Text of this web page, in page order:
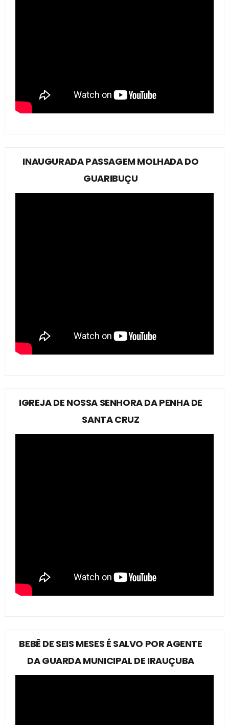
INAUGURADA PASSAGEM MOLHADA DO
GUARIBUÇU
IGREJA DE NOSSA SENHORA DA PENHA DE
SANTA CRUZ
BEBÊ DE SEIS MESES É SALVO POR AGENTE
DA GUARDA MUNICIPAL DE IRAUÇUBA